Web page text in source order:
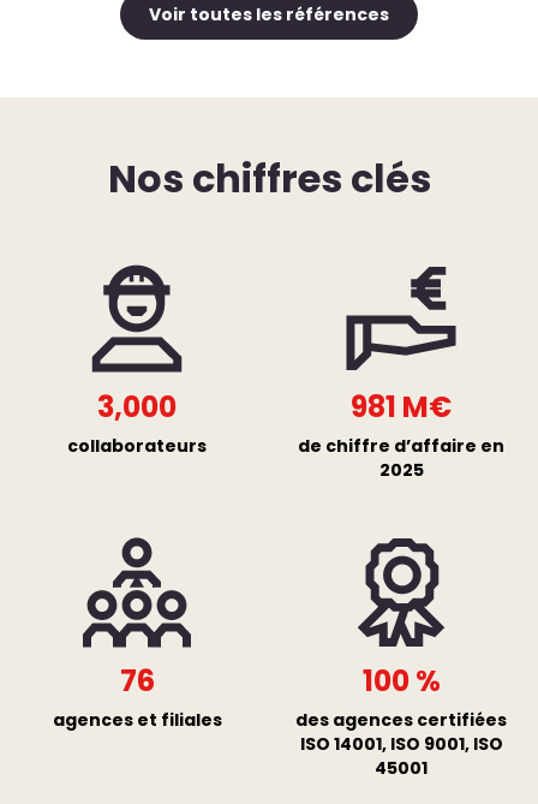
Voir toutes les références
Nos chiffres clés
3,000
collaborateurs
981 M€
de chiffre d’affaire en
2025
76
agences et filiales
100%
des agences certifiées
ISO 14001, ISO 9001, ISO
45001